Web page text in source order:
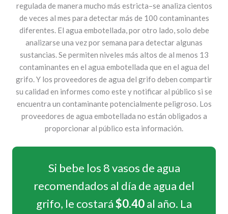
regulada de manera mucho más estricta–se analiza cientos
de veces al mes para detectar más de 100 contaminantes
diferentes. El agua embotellada, por otro lado, solo debe
analizarse una vez por semana para detectar algunas
sustancias. Se permiten niveles más altos de al menos 13
contaminantes en el agua embotellada que en el agua del
grifo. Y los proveedores de agua del grifo deben compartir
su calidad en informes como este y notificar al público si se
encuentra un contaminante potencialmente peligroso. Los
proveedores de agua embotellada no están obligados a
proporcionar al público esta información.
Si bebe los 8 vasos de agua
recomendados al día de agua del
grifo, le costará$0.40al año. La